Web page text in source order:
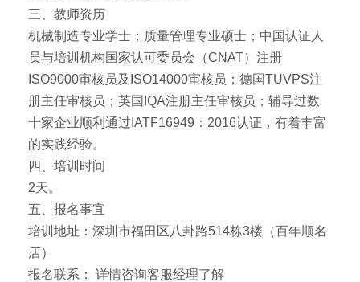
三、教师资历
机械制造专业学士；质量管理专业硕士；中国认证人
员与培训机构国家认可委员会（CNAT）注册
ISO9000审核员及ISO14000审核员；德国TUVPS注
册主任审核员；英国IQA注册主任审核员；辅导过数
十家企业顺利通过IATF16949：2016认证，有着丰富
的实践经验。
四、培训时间
2天。
五、报名事宜
培训地址：深圳市福田区八卦路514栋3楼（百年顺名
店）
报名联系： 详情咨询客服经理了解